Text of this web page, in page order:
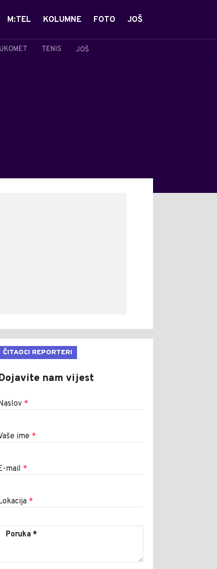
TENIS JOŠ
M:TEL KOLUMNE FOTO JOŠ
ČITAOCI REPORTERI
nam vijest
*
ime *
mail *
*